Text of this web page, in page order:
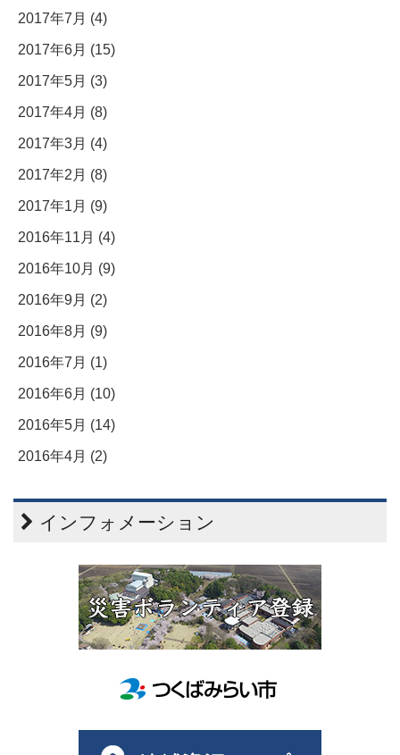
2017年7月 (4)
2017年6月 (15)
2017年5月 (3)
2017年4月 (8)
2017年3月 (4)
2017年2月 (8)
2017年1月 (9)
2016年11月 (4)
2016年10月 (9)
2016年9月 (2)
2016年8月 (9)
2016年7月 (1)
2016年6月 (10)
2016年5月 (14)
2016年4月 (2)
インフォメーション